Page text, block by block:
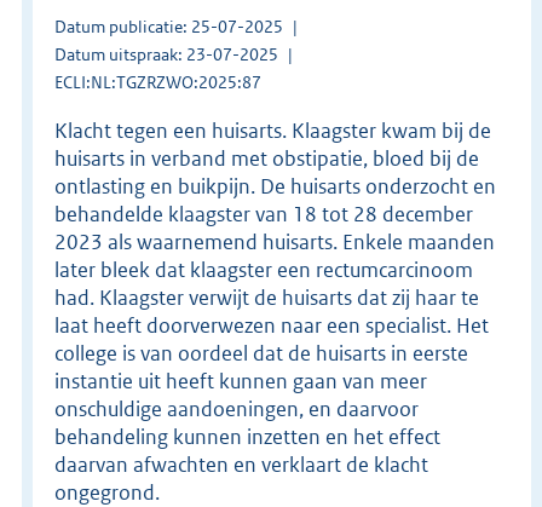
Datum publicatie: 25-07-2025
Datum uitspraak: 23-07-2025
ECLI:NL:TGZRZWO:2025:87
Klacht tegen een huisarts. Klaagster kwam bij de
huisarts in verband met obstipatie, bloed bij de
ontlasting en buikpijn. De huisarts onderzocht en
behandelde klaagster van 18 tot 28 december
2023 als waarnemend huisarts. Enkele maanden
later bleek dat klaagster een rectumcarcinoom
had. Klaagster verwijt de huisarts dat zij haar te
laat heeft doorverwezen naar een specialist. Het
college is van oordeel dat de huisarts in eerste
instantie uit heeft kunnen gaan van meer
onschuldige aandoeningen, en daarvoor
behandeling kunnen inzetten en het effect
daarvan afwachten en verklaart de klacht
ongegrond.